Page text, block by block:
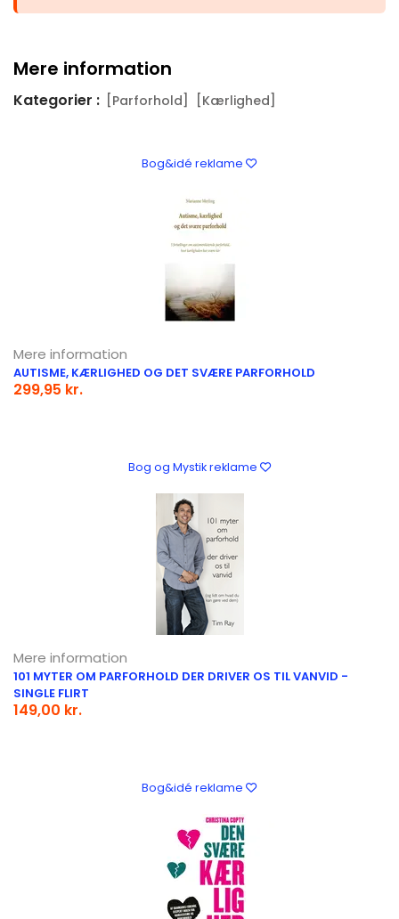
Mere information
Kategorier : [Parforhold] [Kærlighed]
Bog&idé reklame
Mere information
AUTISME, KÆRLIGHED OG DET SVÆRE PARFORHOLD
299,95 kr.
Bog og Mystik reklame
Mere information
101 MYTER OM PARFORHOLD DER DRIVER OS TIL VANVID -
SINGLE FLIRT
149,00 kr.
Bog&idé reklame